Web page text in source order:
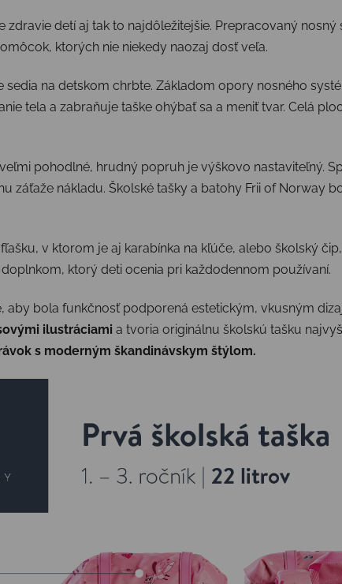
zdravie detí aj tak to najdôležitejšie. Prepracovaný
ktorých nie niekedy naozaj dosť veľa.
sedia na detskom chrbte. Základom opory nosného
tela a zabraňuje taške ohýbať sa a meniť tvar. Celá
pohodlné, hrudný popruh je výškovo nastaviteľný.
záťaže nákladu. Školské tašky a batohy Frii of Norway
v ktorom je aj karabínka na kľúče, alebo školský
ktorý deti ocenia pri každodennom používaní.
aby bola funkčnosť podporená estetickým, vkusným
ilustráciami a tvoria originálnu školskú tašku
s moderným škandinávskym štýlom.